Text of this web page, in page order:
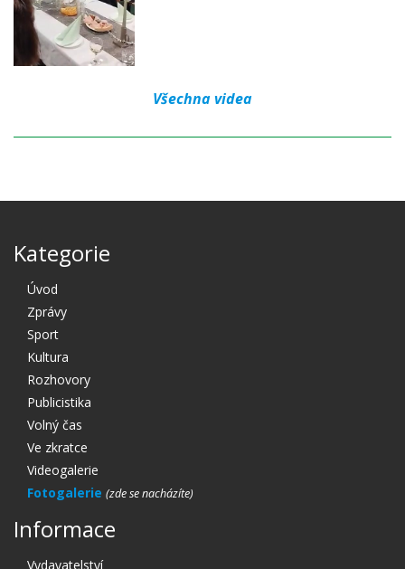
Všechna videa
Kategorie
Úvod
Zprávy
Sport
Kultura
Rozhovory
Publicistika
Volný čas
Ve zkratce
Videogalerie
Fotogalerie
Informace
Vydavatelství